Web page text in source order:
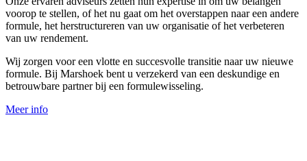
voorop te stellen, of het nu gaat om het overstappen naar een andere
formule, het herstructureren van uw organisatie of het verbeteren
van uw rendement.
Wij zorgen voor een vlotte en succesvolle transitie naar uw nieuwe
formule. Bij Marshoek bent u verzekerd van een deskundige en
betrouwbare partner bij een formulewisseling.
Meer info